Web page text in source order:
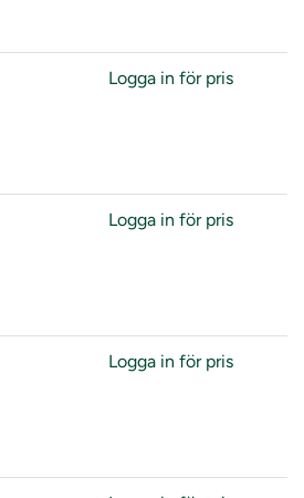
Logga in för pris
Logga in för pris
Logga in för pris